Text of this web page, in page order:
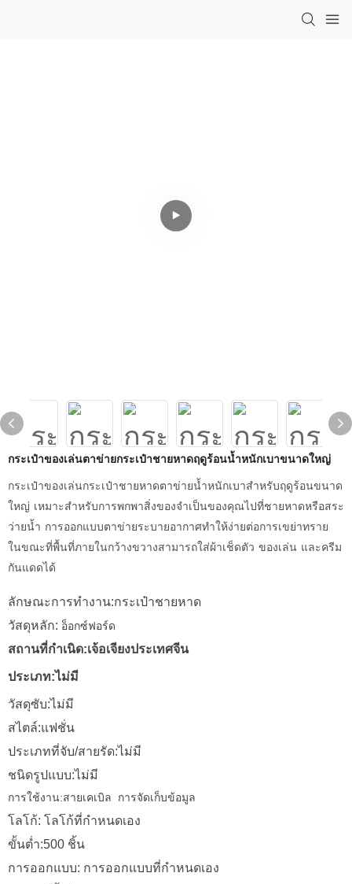
กระเป๋าของเล่นตาข่ายกระเป๋าชายหาดฤดูร้อนน้ำหนักเบาขนาดใหญ่
กระเป๋าของเล่นกระเป๋าชายหาดตาข่ายน้ำหนักเบาสำหรับฤดูร้อนขนาด
ใหญ่ เหมาะสำหรับการพกพาสิ่งของจำเป็นของคุณไปที่ชายหาดหรือสระ
ว่ายน้ำ การออกแบบตาข่ายระบายอากาศทำให้ง่ายต่อการเขย่าทราย
ในขณะที่พื้นที่ภายในกว้างขวางสามารถใส่ผ้าเช็ดตัว ของเล่น และครีม
กันแดดได้
ลักษณะการทำงาน:กระเป๋าชายหาด
วัสดุหลัก: อ็อกซ์ฟอร์ด
สถานที่กำเนิด:เจ้อเจียงประเทศจีน
ประเภท:ไม่มี
วัสดุซับ:ไม่มี
สไตล์:แฟชั่น
ประเภทที่จับ/สายรัด:ไม่มี
ชนิดรูปแบบ:ไม่มี
การใช้งาน:สายเคเบิล การจัดเก็บข้อมูล
โลโก้: โลโก้ที่กำหนดเอง
ขั้นต่ำ:500 ชิ้น
การออกแบบ: การออกแบบที่กำหนดเอง